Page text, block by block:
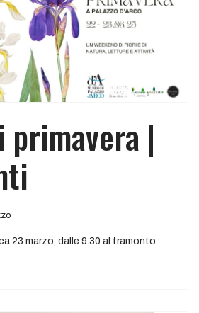
primavera |
23 marzo, dalle 9.30 al tramonto